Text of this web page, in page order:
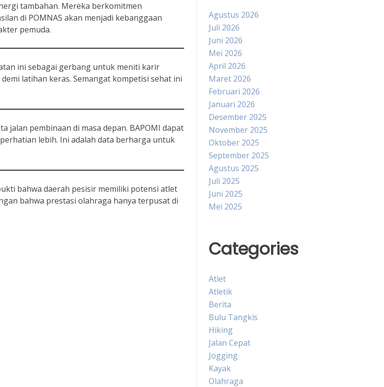
tambahan. Mereka berkomitmen
di POMNAS akan menjadi kebanggaan
pemuda.
ini sebagai gerbang untuk meniti karir
latihan keras. Semangat kompetisi sehat ini
jalan pembinaan di masa depan. BAPOMI dapat
lebih. Ini adalah data berharga untuk
bahwa daerah pesisir memiliki potensi atlet
bahwa prestasi olahraga hanya terpusat di
Agustus 2026
Juli 2026
Juni 2026
Mei 2026
April 2026
Maret 2026
Februari 2026
Januari 2026
Desember 2025
November 2025
Oktober 2025
September 2025
Agustus 2025
Juli 2025
Juni 2025
Mei 2025
Categories
Atlet
Atletik
Berita
Bulu Tangkis
Hiking
Jalan Cepat
Jogging
Kayak
Olahraga